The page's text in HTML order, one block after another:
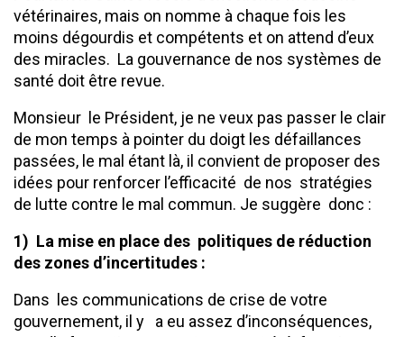
vétérinaires, mais on nomme à chaque fois les
moins dégourdis et compétents et on attend d’eux
des miracles. La gouvernance de nos systèmes de
santé doit être revue.
Monsieur le Président, je ne veux pas passer le clair
de mon temps à pointer du doigt les défaillances
passées, le mal étant là, il convient de proposer des
idées pour renforcer l’efficacité de nos stratégies
de lutte contre le mal commun. Je suggère donc :
1) La mise en place des politiques de réduction
des zones d’incertitudes :
Dans les communications de crise de votre
gouvernement, il y a eu assez d’inconséquences,